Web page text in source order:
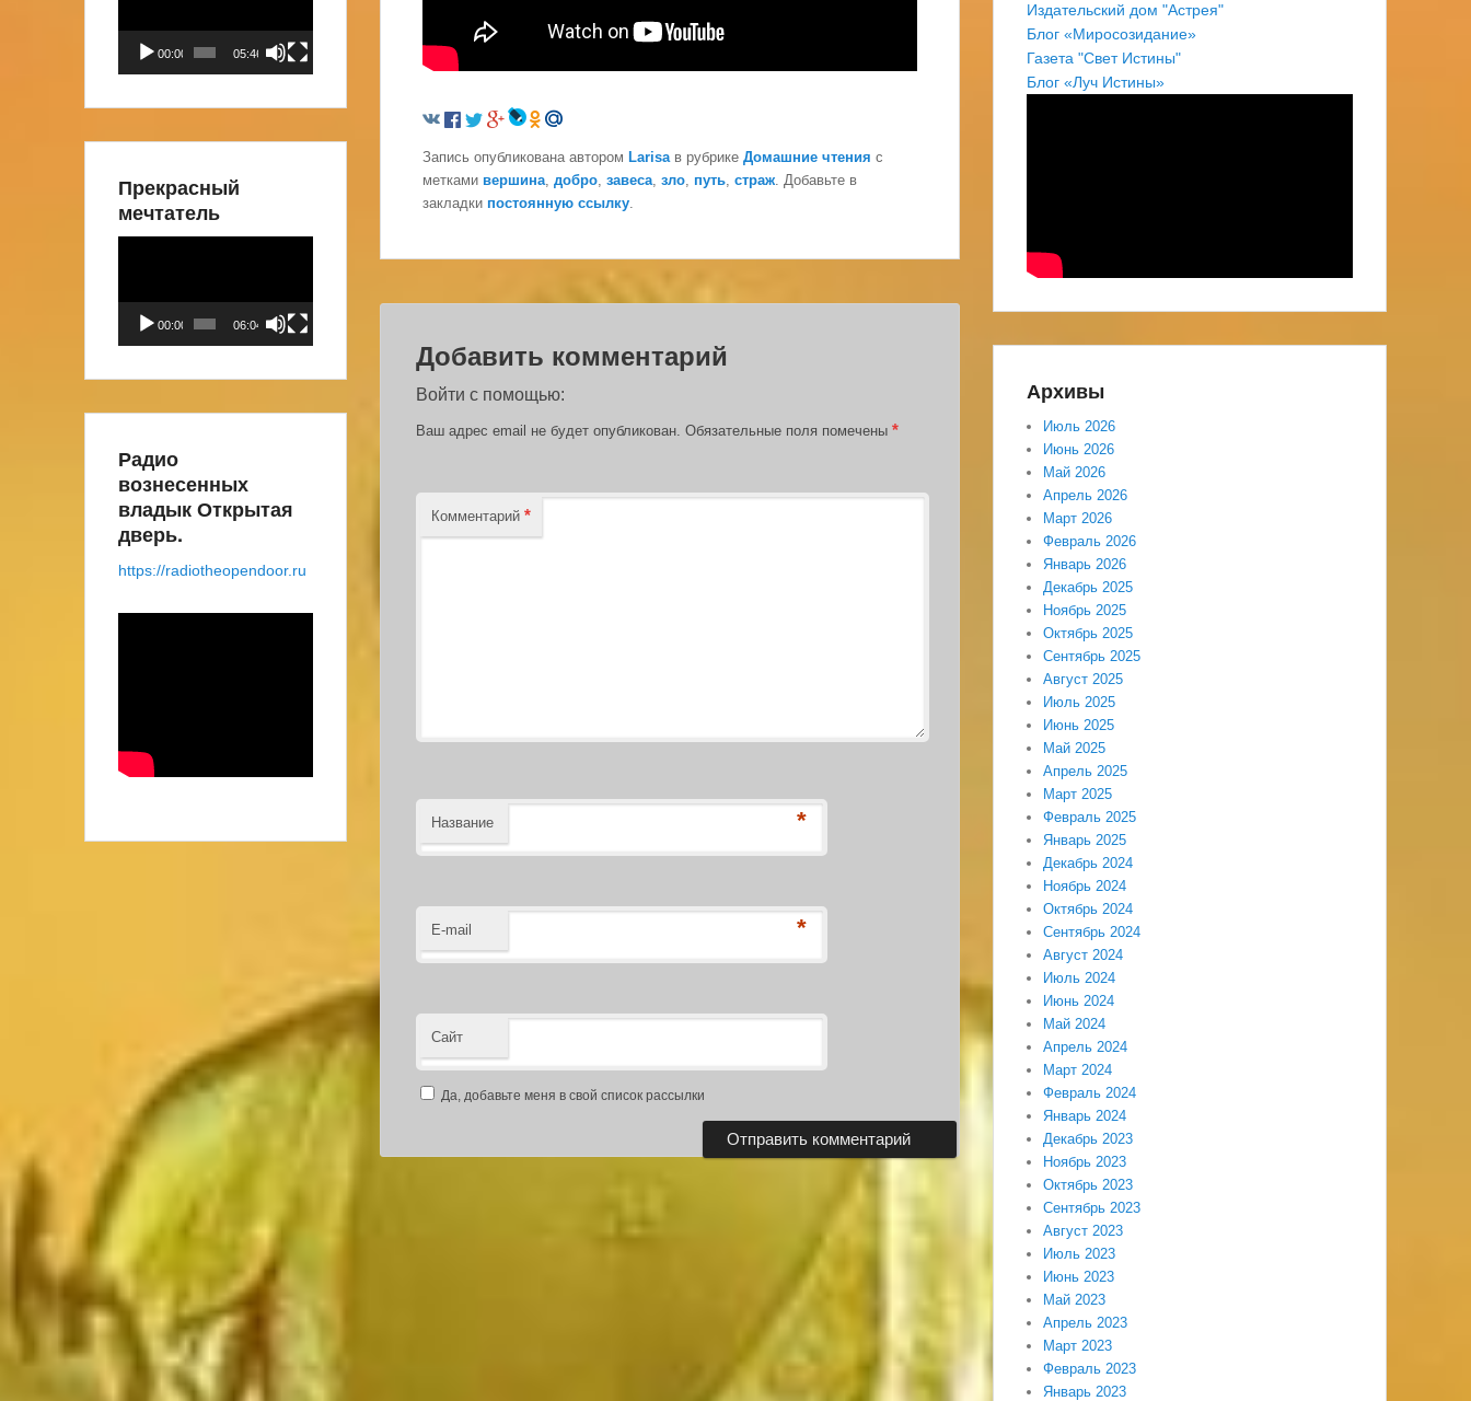
Запись опубликована автором Larisaв рубрике Домашние чтения с
метками вершина, добро, завеса, зло, путь, страж. Добавьте в
закладки постоянную ссылку.
Добавить комментарий
Войти с помощью:
Ваш адрес email не будет опубликован. Обязательные поля помечены *
Комментарий *
Название *
E-mail *
Сайт
Да, добавьте меня в свой список рассылки
Издательский дом "Астрея"
Блог «Миросозидание»
Газета "Свет Истины"
Блог «Луч Истины»
Архивы
Июль 2026
Июнь 2026
Май 2026
Апрель 2026
Март 2026
Февраль 2026
Январь 2026
Декабрь 2025
Ноябрь 2025
Октябрь 2025
Сентябрь 2025
Август 2025
Июль 2025
Июнь 2025
Май 2025
Апрель 2025
Март 2025
Февраль 2025
Январь 2025
Декабрь 2024
Ноябрь 2024
Октябрь 2024
Сентябрь 2024
Август 2024
Июль 2024
Июнь 2024
Май 2024
Апрель 2024
Март 2024
Февраль 2024
Январь 2024
Декабрь 2023
Ноябрь 2023
Октябрь 2023
Сентябрь 2023
Август 2023
Июль 2023
Июнь 2023
Май 2023
Апрель 2023
Март 2023
Февраль 2023
Январь 2023
00:00 05:46
Прекрасный
мечтатель
00:00 06:04
Радио
вознесенных
владык Открытая
дверь.
https://radiotheopendoor.ru